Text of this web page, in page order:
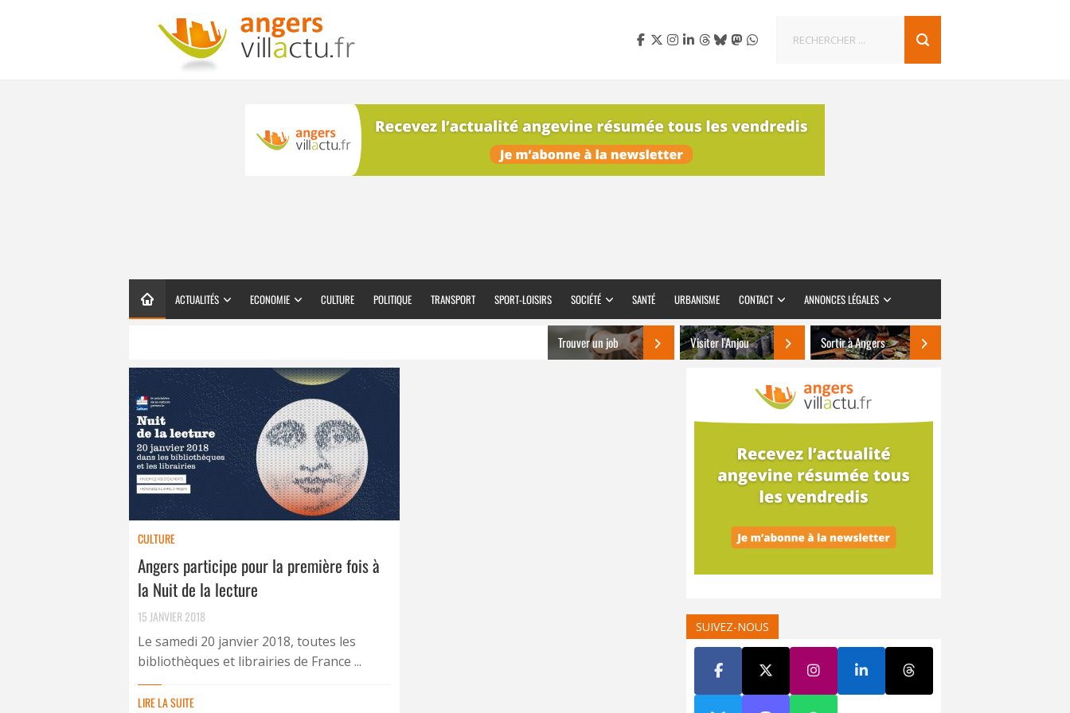
ACTUALITÉS ECONOMIE CULTURE POLITIQUE TRANSPORT SPORT-LOISIRS SOCIÉTÉ SANTÉ URBANISME CONTACT ANNONCES LÉGALES
Trouver un job Visiter l’Anjou Sortir à Angers
CULTURE
Angers participe pour la première fois à
la Nuit de la lecture
15 JANVIER 2018
Le samedi 20 janvier 2018, toutes les
bibliothèques et librairies de France ...
LIRE LA SUITE
SUIVEZ-NOUS